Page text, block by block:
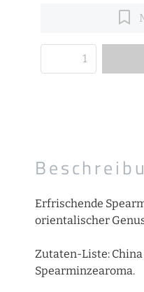
Erfrischende
orientalischer
Zutaten-Liste:
Spearminzearoma.